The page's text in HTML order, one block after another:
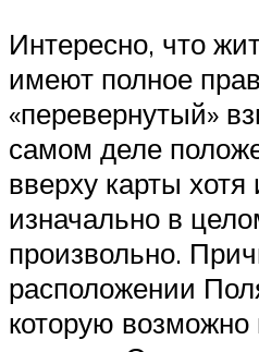
Интересно, что
имеют полное
«перевернутый»
самом деле
вверху карты
изначально в
произвольно.
расположении
которую